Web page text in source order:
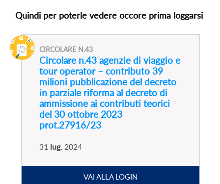
Quindi per poterle vedere occore prima loggarsi
CIRCOLARE N.43
Circolare n.43 agenzie di viaggio e
tour operator – contributo 39
milioni pubblicazione del decreto
in parziale riforma al decreto di
ammissione ai contributi teorici
del 30 ottobre 2023
prot.27916/23
31 lug, 2024
VAI ALLA LOGIN